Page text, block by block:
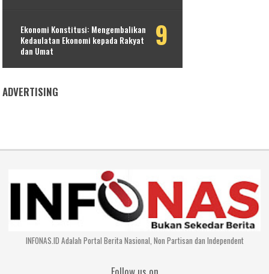
Ekonomi Konstitusi: Mengembalikan
Kedaulatan Ekonomi kepada Rakyat
dan Umat
ADVERTISING
INFONAS.ID Adalah Portal Berita Nasional, Non Partisan dan Independent